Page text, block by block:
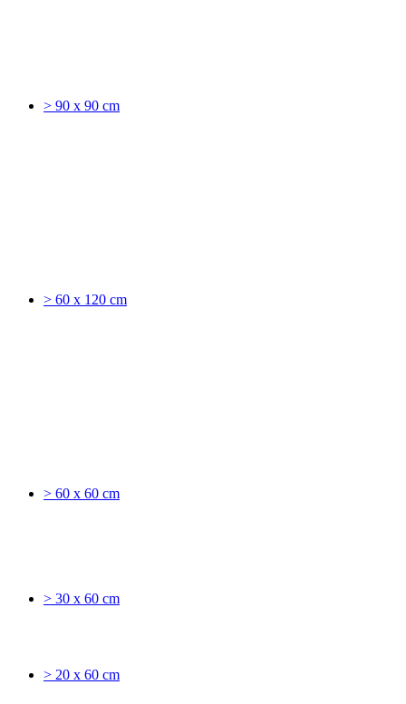
> 90 x 90 cm
> 60 x 120 cm
> 60 x 60 cm
> 30 x 60 cm
> 20 x 60 cm